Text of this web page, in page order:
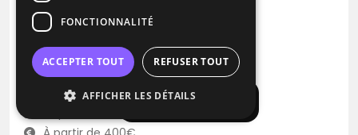
Afficher la carte
DJ
Ludo-Evenementiel
Disco RNB Musique Africaine
Bailly-Romainvilliers (77)
FONCTIONNALITÉ
ACCEPTER TOUT REFUSER TOUT
AFFICHER LES DÉTAILS